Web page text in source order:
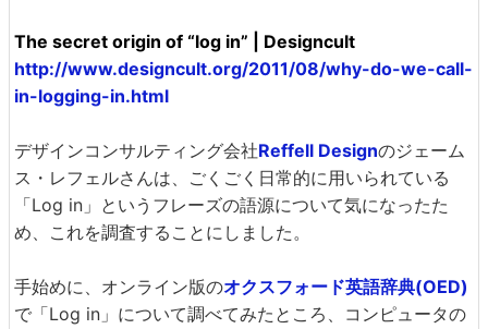
The secret origin of “log in” | Designcult
http://www.designcult.org/2011/08/why-do-we-call-
in-logging-in.html
デザインコンサルティング会社Reffell Designのジェーム
ス・レフェルさんは、ごくごく日常的に用いられている
「Log in」というフレーズの語源について気になったた
め、これを調査することにしました。
手始めに、オンライン版のオクスフォード英語辞典(OED)
で「Log in」について調べてみたところ、コンピュータの